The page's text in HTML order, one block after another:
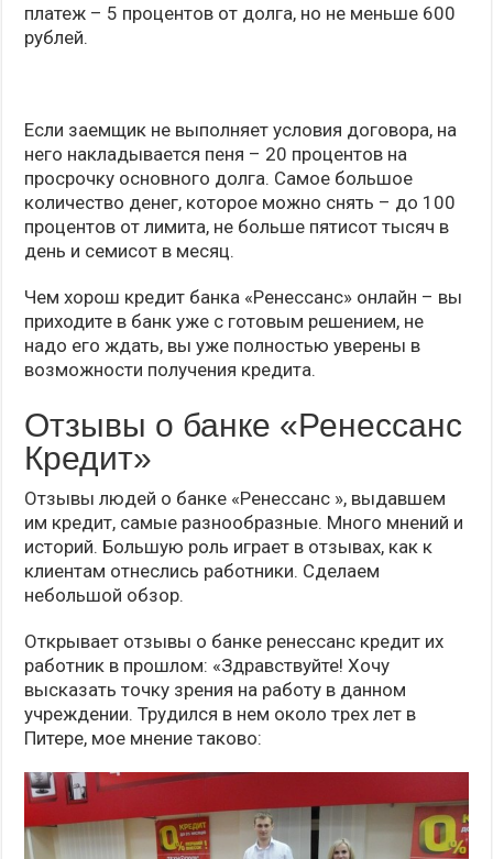
платеж – 5 процентов от долга, но не меньше 600
рублей.
Если заемщик не выполняет условия договора, на
него накладывается пеня – 20 процентов на
просрочку основного долга. Самое большое
количество денег, которое можно снять – до 100
процентов от лимита, не больше пятисот тысяч в
день и семисот в месяц.
Чем хорош кредит банка «Ренессанс» онлайн – вы
приходите в банк уже с готовым решением, не
надо его ждать, вы уже полностью уверены в
возможности получения кредита.
Отзывы о банке «Ренессанс
Кредит»
Отзывы людей о банке «Ренессанс », выдавшем
им кредит, самые разнообразные. Много мнений и
историй. Большую роль играет в отзывах, как к
клиентам отнеслись работники. Сделаем
небольшой обзор.
Открывает отзывы о банке ренессанс кредит их
работник в прошлом: «Здравствуйте! Хочу
высказать точку зрения на работу в данном
учреждении. Трудился в нем около трех лет в
Питере, мое мнение таково: